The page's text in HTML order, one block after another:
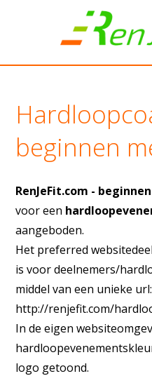
beginnen
RenJeFit.com -
voor een
aangeboden.
Het preferred
is voor deelnemers/
middel van een unieke url:
http://renjefit.com/
In de eigen
logo getoond.